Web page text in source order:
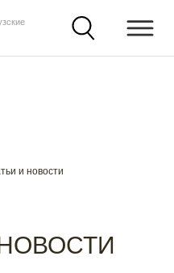
и новости